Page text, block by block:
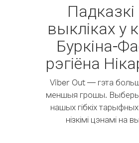
Падказкі
выкліках у
Буркіна-
рэгіёна
Viber Out — гэта больш
меншыя грошы.
нашых гібкіх
нізкімі цэнамі на